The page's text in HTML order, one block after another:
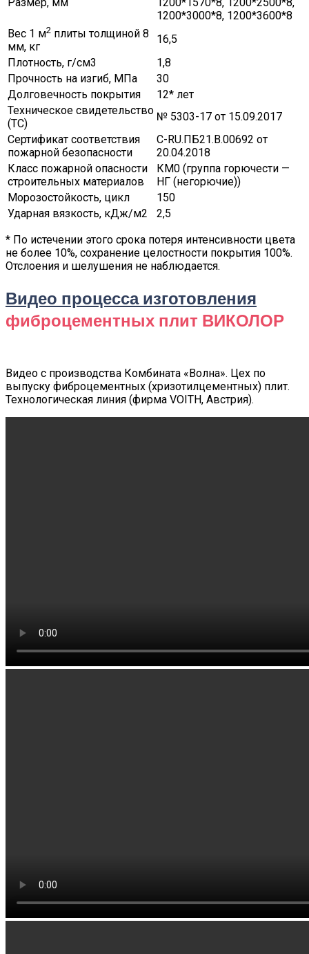
1200*3000*8, 1200*3600*8
Вес 1 м2 плиты толщиной 8
мм, кг
16,5
Плотность, г/см3
1,8
Прочность на изгиб, МПа
30
Долговечность покрытия
12* лет
Техническое свидетельство
(ТС)
№ 5303-17 от 15.09.2017
Сертификат соответствия
пожарной безопасности
C-RU.ПБ21.В.00692 от
20.04.2018
Класс пожарной опасности
строительных материалов
КМ0 (группа горючести —
НГ (негорючие))
Морозостойкость, цикл
150
Ударная вязкость, кДж/м2
2,5
* По истечении этого срока потеря интенсивности цвета
не более 10%, сохранение целостности покрытия 100%.
Отслоения и шелушения не наблюдается.
Видео процесса изготовления
фиброцементных плит ВИКОЛОР
Видео с производства Комбината «Волна». Цех по
выпуску фиброцементных (хризотилцементных) плит.
Технологическая линия (фирма VOITH, Австрия).